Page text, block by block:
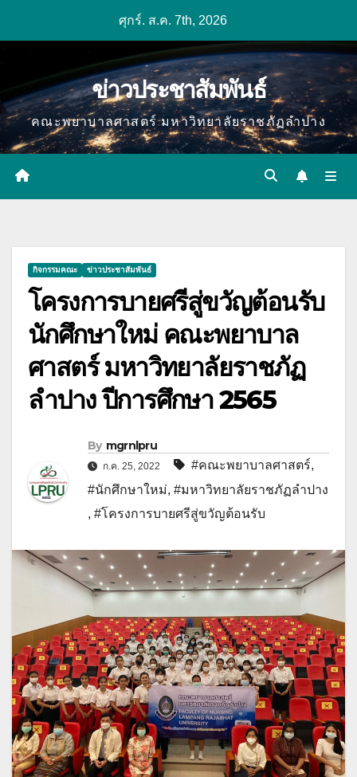
ศุกร์. ส.ค. 7th, 2026
ข่าวประชาสัมพันธ์
คณะพยาบาลศาสตร์ มหาวิทยาลัยราชภัฏลำปาง
กิจกรรมคณะ ข่าวประชาสัมพันธ์
โครงการบายศรีสู่ขวัญต้อนรับ
นักศึกษาใหม่ คณะพยาบาล
ศาสตร์ มหาวิทยาลัยราชภัฏ
ลำปาง ปีการศึกษา 2565
By mgrnlpru
ก.ค. 25, 2022 #คณะพยาบาลศาสตร์,
#นักศึกษาใหม่, #มหาวิทยาลัยราชภัฏลำปาง
, #โครงการบายศรีสู่ขวัญต้อนรับ